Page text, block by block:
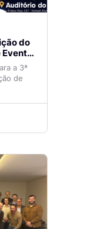
do
a 3ª
de